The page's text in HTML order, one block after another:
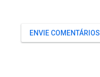
ENVIE COMENTÁRIOS